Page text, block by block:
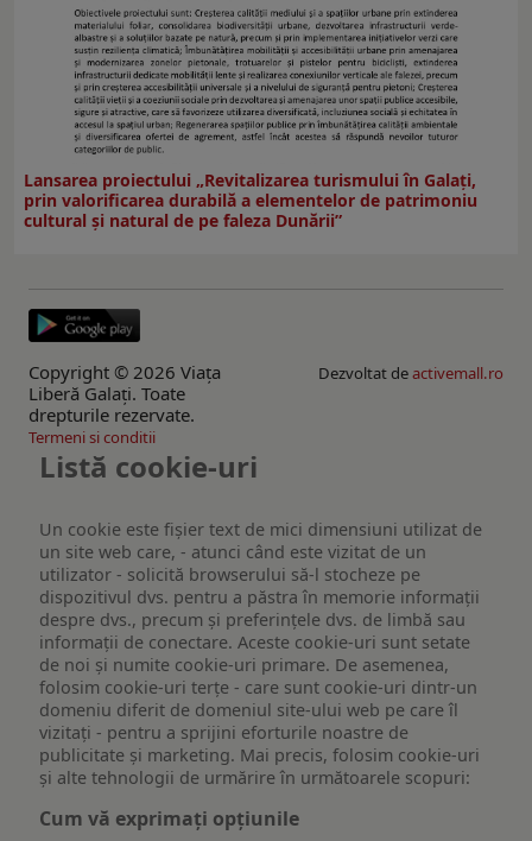
Lansarea proiectului „Revitalizarea turismului în Galați,
prin valorificarea durabilă a elementelor de patrimoniu
cultural și natural de pe faleza Dunării”
Copyright © 2026 Viaţa
Liberă Galaţi. Toate
drepturile rezervate.
Dezvoltat deactivemall.ro
Termeni si conditii
Listă cookie-uri
Un cookie este fişier text de mici dimensiuni utilizat de
un site web care, - atunci când este vizitat de un
utilizator - solicită browserului să-l stocheze pe
dispozitivul dvs. pentru a păstra în memorie informații
despre dvs., precum și preferințele dvs. de limbă sau
informații de conectare. Aceste cookie-uri sunt setate
de noi și numite cookie-uri primare. De asemenea,
folosim cookie-uri terțe - care sunt cookie-uri dintr-un
domeniu diferit de domeniul site-ului web pe care îl
vizitați - pentru a sprijini eforturile noastre de
publicitate și marketing. Mai precis, folosim cookie-uri
și alte tehnologii de urmărire în următoarele scopuri:
Cum vă exprimați opțiunile